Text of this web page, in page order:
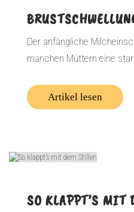
Der anfängliche
manchen Müttern eine
Artikel lesen
SO KLAPPT’S MIT